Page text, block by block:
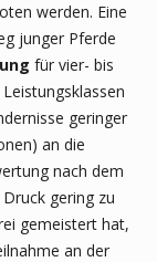
werden. Eine
junger Pferde
für vier- bis
geringer
an die
nach dem
gering zu
gemeistert hat,
an der